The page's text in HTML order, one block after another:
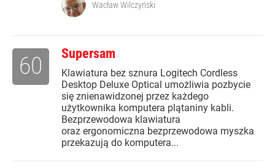
Wacław Wilczyński
Supersam
Klawiatura bez sznura Logitech Cordless
Desktop Deluxe Optical umożliwia pozbycie
się znienawidzonej przez każdego
użytkownika komputera plątaniny kabli.
Bezprzewodowa klawiatura
oraz ergonomiczna bezprzewodowa myszka
przekazują do komputera...
60